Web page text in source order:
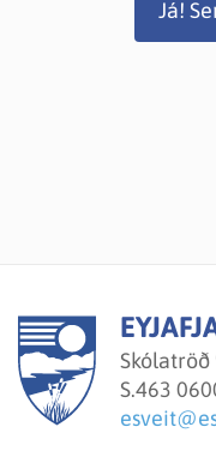
Já!
S.463